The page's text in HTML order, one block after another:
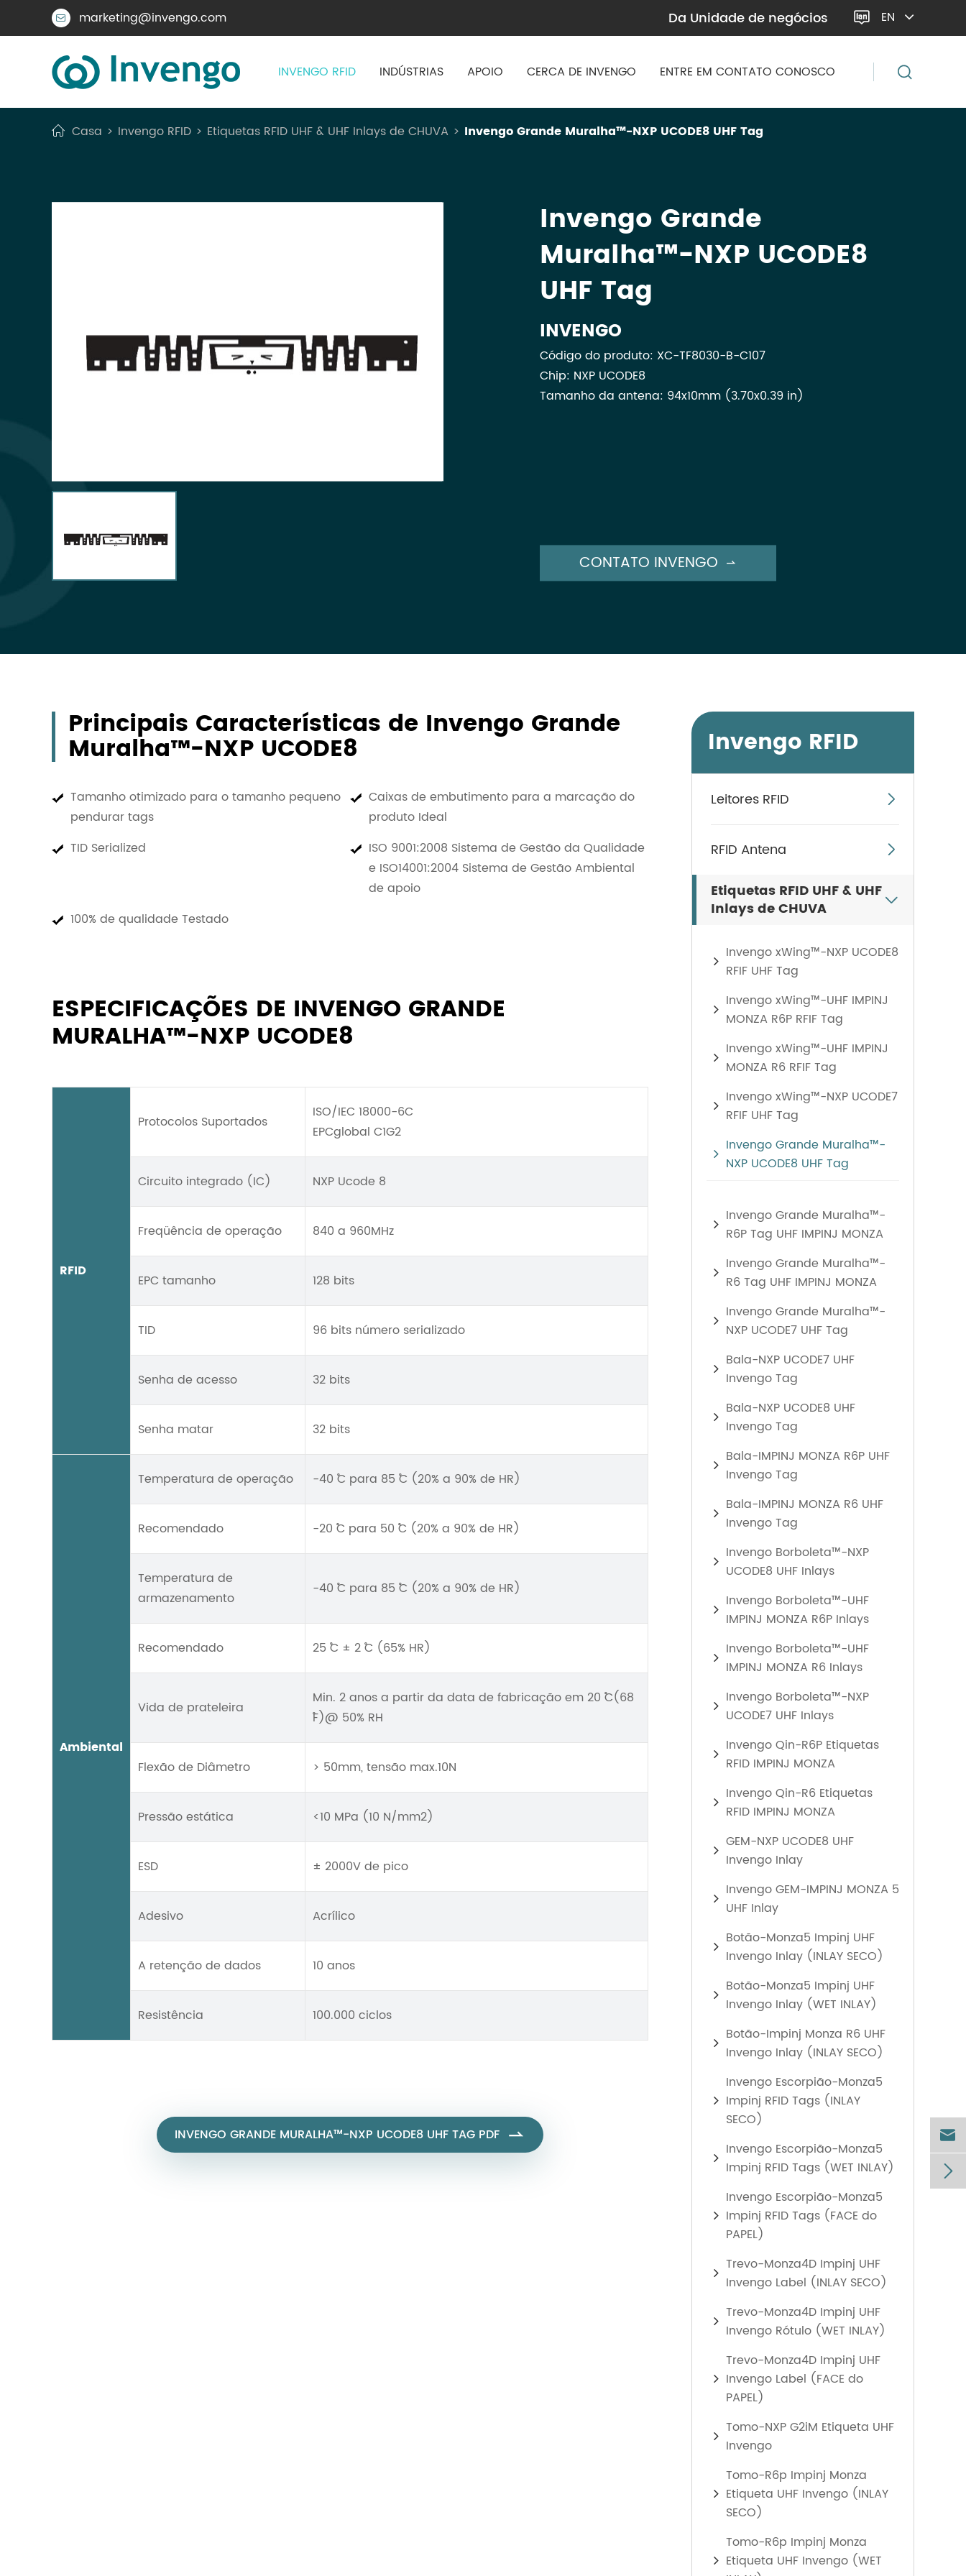
 marketing@invengo.com Da Unidade de negócios  EN
INVENGO RFID INDÚSTRIAS APOIO CERCA DE INVENGO ENTRE EM CONTATO CONOSCO
Casa Invengo RFID Etiquetas RFID UHF & UHF Inlays de CHUVA Invengo Grande Muralha™-NXP UCODE8 UHF Tag
Invengo Grande
Muralha™-NXP UCODE8
UHF Tag
INVENGO
Código do produto: XC-TF8030-B-C107
Chip: NXP UCODE8
Tamanho da antena: 94x10mm (3.70x0.39 in)
CONTATO INVENGO 
Principais Características de Invengo Grande
Muralha™-NXP UCODE8
Tamanho otimizado para o tamanho pequeno
pendurar tags
Caixas de embutimento para a marcação do
produto Ideal
TID Serialized
ISO 9001:2008 Sistema de Gestão da Qualidade
e ISO14001:2004 Sistema de Gestão Ambiental
de apoio
100% de qualidade Testado
ESPECIFICAÇÕES DE INVENGO GRANDE
MURALHA™-NXP UCODE8
RFID
Protocolos Suportados
ISO/IEC 18000-6C
EPCglobal C1G2
Circuito integrado (IC) NXP Ucode 8
Freqüência de operação 840 a 960MHz
EPC tamanho 128 bits
TID 96 bits número serializado
Senha de acesso 32 bits
Senha matar 32 bits
Ambiental
Temperatura de operação -40 ˚C para 85 ˚C (20% a 90% de HR)
Recomendado -20 ˚C para 50 ˚C (20% a 90% de HR)
Temperatura de
armazenamento
-40 ˚C para 85 ˚C (20% a 90% de HR)
Recomendado 25 ˚C ± 2 ˚C (65% HR)
Vida de prateleira
Min. 2 anos a partir da data de fabricação em 20 ˚C(68
˚F)@ 50% RH
Flexão de Diâmetro > 50mm, tensão max.10N
Pressão estática <10 MPa (10 N/mm2)
ESD ± 2000V de pico
Adesivo Acrílico
A retenção de dados 10 anos
Resistência 100.000 ciclos
INVENGO GRANDE MURALHA™-NXP UCODE8 UHF TAG PDF 
Invengo RFID
Leitores RFID 
RFID Antena 
Etiquetas RFID UHF & UHF
Inlays de CHUVA

Invengo xWing™-NXP UCODE8
RFIF UHF Tag
Invengo xWing™-UHF IMPINJ
MONZA R6P RFIF Tag
Invengo xWing™-UHF IMPINJ
MONZA R6 RFIF Tag
Invengo xWing™-NXP UCODE7
RFIF UHF Tag
Invengo Grande Muralha™-
NXP UCODE8 UHF Tag
Invengo Grande Muralha™-
R6P Tag UHF IMPINJ MONZA
Invengo Grande Muralha™-
R6 Tag UHF IMPINJ MONZA
Invengo Grande Muralha™-
NXP UCODE7 UHF Tag
Bala-NXP UCODE7 UHF
Invengo Tag
Bala-NXP UCODE8 UHF
Invengo Tag
Bala-IMPINJ MONZA R6P UHF
Invengo Tag
Bala-IMPINJ MONZA R6 UHF
Invengo Tag
Invengo Borboleta™-NXP
UCODE8 UHF Inlays
Invengo Borboleta™-UHF
IMPINJ MONZA R6P Inlays
Invengo Borboleta™-UHF
IMPINJ MONZA R6 Inlays
Invengo Borboleta™-NXP
UCODE7 UHF Inlays
Invengo Qin-R6P Etiquetas
RFID IMPINJ MONZA
Invengo Qin-R6 Etiquetas
RFID IMPINJ MONZA
GEM-NXP UCODE8 UHF
Invengo Inlay
Invengo GEM-IMPINJ MONZA 5
UHF Inlay
Botão-Monza5 Impinj UHF
Invengo Inlay (INLAY SECO)
Botão-Monza5 Impinj UHF
Invengo Inlay (WET INLAY)
Botão-Impinj Monza R6 UHF
Invengo Inlay (INLAY SECO)
Invengo Escorpião-Monza5
Impinj RFID Tags (INLAY
SECO)
Invengo Escorpião-Monza5
Impinj RFID Tags (WET INLAY)
Invengo Escorpião-Monza5
Impinj RFID Tags (FACE do
PAPEL)
Trevo-Monza4D Impinj UHF
Invengo Label (INLAY SECO)
Trevo-Monza4D Impinj UHF
Invengo Rótulo (WET INLAY)
Trevo-Monza4D Impinj UHF
Invengo Label (FACE do
PAPEL)
Tomo-NXP G2iM Etiqueta UHF
Invengo
Tomo-R6p Impinj Monza
Etiqueta UHF Invengo (INLAY
SECO)
Tomo-R6p Impinj Monza
Etiqueta UHF Invengo (WET

